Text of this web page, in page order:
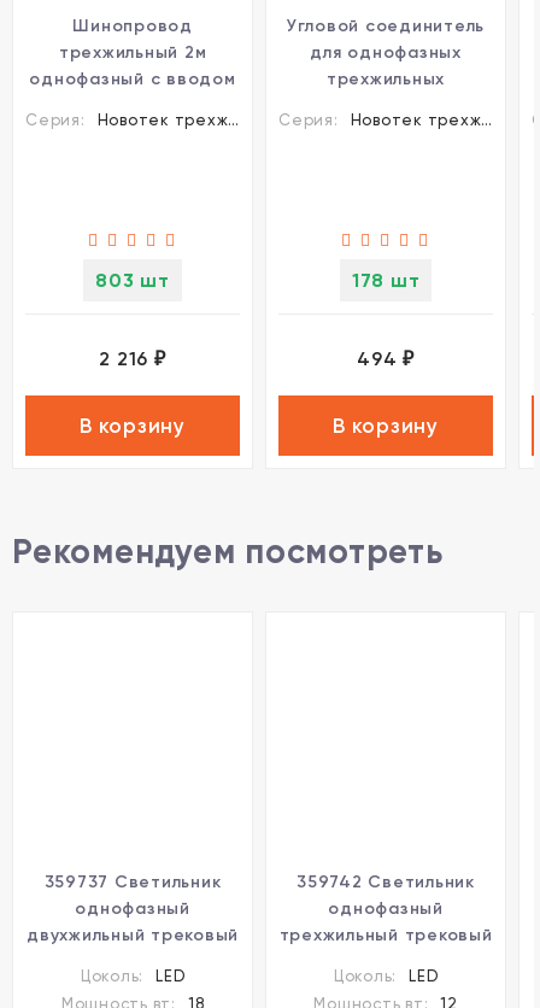
Шинопровод
трехжильный 2м
однофазный с вводом
Novotech 135003
Серия: Новотек трехжильные шинопроводы и аксессуары
803 шт
2 216 ₽
В корзину
Угловой соединитель
для однофазных
трехжильных
Novotech 135009
Серия: Новотек трехжильные шинопроводы и аксессуары
178 шт
494 ₽
В корзину
Рекомендуем посмотреть
359737 Светильник
однофазный
двухжильный трековый
температуры
Цоколь:
LED
Мощность вт:
18
359742 Светильник
однофазный
трехжильный трековый
температуры
Цоколь:
LED
Мощность вт:
12